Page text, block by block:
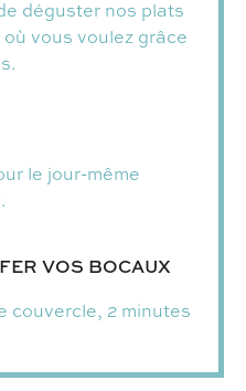
déguster nos plats
vous voulez grâce
le jour-même
VOS BOCAUX
couvercle, 2 minutes